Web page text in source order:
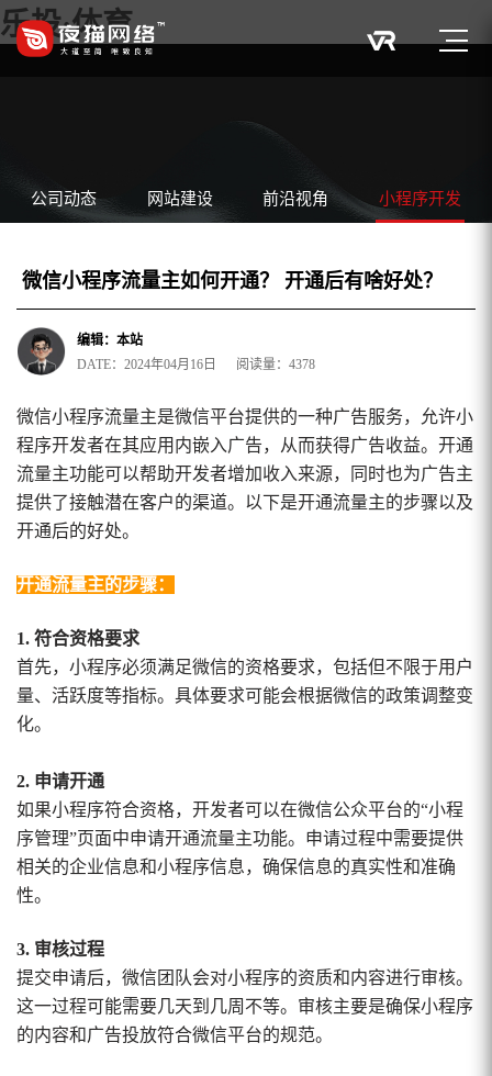
乐投·体育
公司动态 网站建设 前沿视角 小程序开发
微信小程序流量主如何开通？ 开通后有啥好处？
编辑：本站
DATE：2024年04月16日 阅读量：4378
微信小程序流量主是微信平台提供的一种广告服务，允许小
程序开发者在其应用内嵌入广告，从而获得广告收益。开通
流量主功能可以帮助开发者增加收入来源，同时也为广告主
提供了接触潜在客户的渠道。以下是开通流量主的步骤以及
开通后的好处。
开通流量主的步骤：
1. 符合资格要求
首先，小程序必须满足微信的资格要求，包括但不限于用户
量、活跃度等指标。具体要求可能会根据微信的政策调整变
化。
2. 申请开通
如果小程序符合资格，开发者可以在微信公众平台的“小程
序管理”页面中申请开通流量主功能。申请过程中需要提供
相关的企业信息和小程序信息，确保信息的真实性和准确
性。
3. 审核过程
提交申请后，微信团队会对小程序的资质和内容进行审核。
这一过程可能需要几天到几周不等。审核主要是确保小程序
的内容和广告投放符合微信平台的规范。